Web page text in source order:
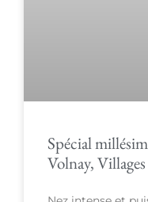
Spécial
Volnay,